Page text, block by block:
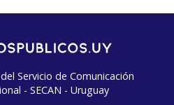
Servicio de Comunicación
- SECAN - Uruguay